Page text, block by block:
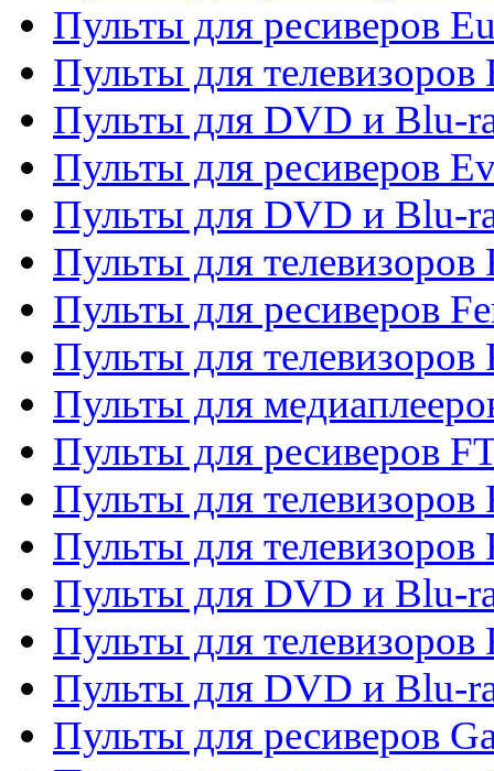
Пульты для ресиверов
Пульты для телевизоров
Пульты для DVD и Blu-
Пульты для ресиверов
Пульты для DVD и Blu-
Пульты для телевизоров
Пульты для ресиверов
Пульты для
Пульты для
Пульты для ресиверов
Пульты для телевизоров
Пульты для телевизоров
Пульты для DVD и Blu-
Пульты для телевизоров
Пульты для DVD и Blu-
Пульты для ресиверов